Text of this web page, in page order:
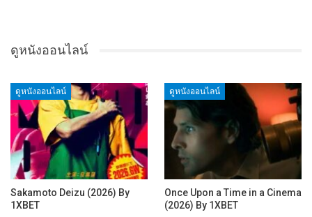
ดูหนังออนไลน์
ดูหนังออนไลน์
Sakamoto Deizu (2026) By
1XBET
ดูหนังออนไลน์
Once Upon a Time in a Cinema
(2026) By 1XBET